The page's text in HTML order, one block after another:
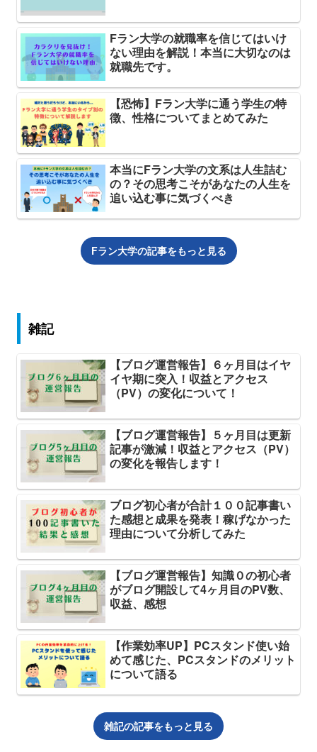
Fラン大学の就職率を信じてはいけ
ない理由を解説！本当に大切なのは
就職先です。
【恐怖】Fラン大学に通う学生の特
徴、性格についてまとめてみた
本当にFラン大学の文系は人生詰む
の？その思考こそがあなたの人生を
追い込む事に気づくべき
Fラン大学の記事をもっと見る
雑記
【ブログ運営報告】６ヶ月目はイヤ
イヤ期に突入！収益とアクセス
（PV）の変化について！
【ブログ運営報告】５ヶ月目は更新
記事が激減！収益とアクセス（PV）
の変化を報告します！
ブログ初心者が合計１００記事書い
た感想と成果を発表！稼げなかった
理由について分析してみた
【ブログ運営報告】知識０の初心者
がブログ開設して4ヶ月目のPV数、
収益、感想
【作業効率UP】PCスタンド使い始
めて感じた、PCスタンドのメリット
について語る
雑記の記事をもっと見る